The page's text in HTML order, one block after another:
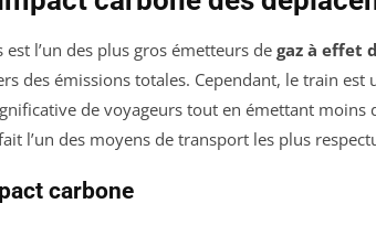
l’un des plus gros émetteurs de gaz à effet
des émissions totales. Cependant, le train
de voyageurs tout en émettant moins
l’un des moyens de transport les plus
carbone